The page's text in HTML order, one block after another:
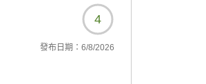
4
發布日期： 6/8/2026